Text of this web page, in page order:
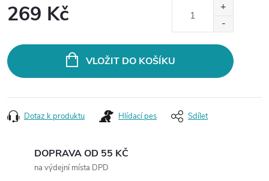
269 Kč
VLOŽIT DO KOŠÍKU
Dotaz k produktu Hlídací pes Sdílet
DOPRAVA OD 55 KČ
na výdejní místa DPD